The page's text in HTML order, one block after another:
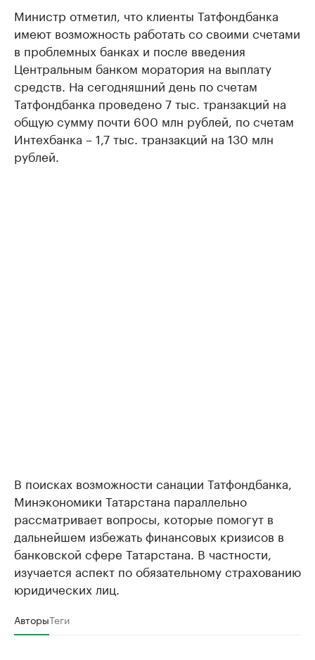
Министр отметил, что клиенты Татфондбанка
имеют возможность работать со своими счетами
в проблемных банках и после введения
Центральным банком моратория на выплату
средств. На сегодняшний день по счетам
Татфондбанка проведено 7 тыс. транзакций на
общую сумму почти 600 млн рублей, по счетам
Интехбанка – 1,7 тыс. транзакций на 130 млн
рублей.
В поисках возможности санации Татфондбанка,
Минэкономики Татарстана параллельно
рассматривает вопросы, которые помогут в
дальнейшем избежать финансовых кризисов в
банковской сфере Татарстана. В частности,
изучается аспект по обязательному страхованию
юридических лиц.
АвторыТеги